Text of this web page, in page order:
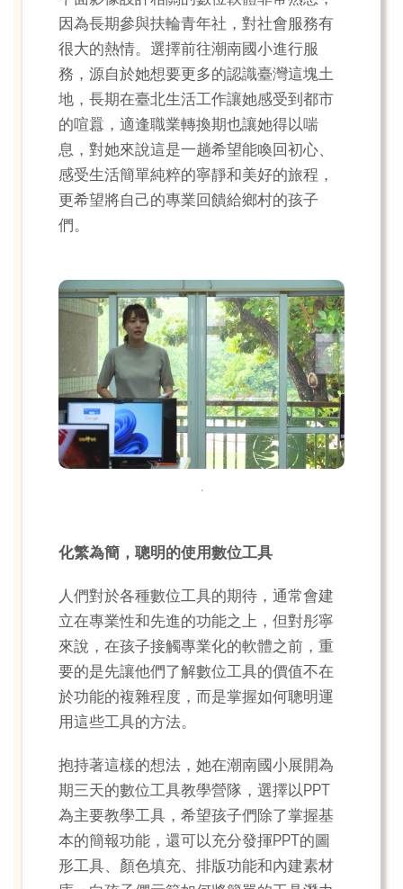
因為長期參與扶輪青年社，對社會服務有
很大的熱情。選擇前往潮南國小進行服
務，源自於她想要更多的認識臺灣這塊土
地，長期在臺北生活工作讓她感受到都市
的喧囂，適逢職業轉換期也讓她得以喘
息，對她來說這是一趟希望能喚回初心、
感受生活簡單純粹的寧靜和美好的旅程，
更希望將自己的專業回饋給鄉村的孩子
們。
.
化繁為簡，聰明的使用數位工具
人們對於各種數位工具的期待，通常會建
立在專業性和先進的功能之上，但對彤寧
來說，在孩子接觸專業化的軟體之前，重
要的是先讓他們了解數位工具的價值不在
於功能的複雜程度，而是掌握如何聰明運
用這些工具的方法。
抱持著這樣的想法，她在潮南國小展開為
期三天的數位工具教學營隊，選擇以PPT
為主要教學工具，希望孩子們除了掌握基
本的簡報功能，還可以充分發揮PPT的圖
形工具、顏色填充、排版功能和內建素材